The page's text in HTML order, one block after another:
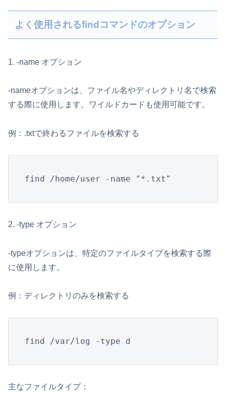
よく使用されるfindコマンドのオプション
1. -name オプション
-nameオプションは、ファイル名やディレクトリ名で検索
する際に使用します。ワイルドカードも使用可能です。
例：.txtで終わるファイルを検索する
find /home/user -name "*.txt"
2. -type オプション
-typeオプションは、特定のファイルタイプを検索する際
に使用します。
例：ディレクトリのみを検索する
find /var/log -type d
主なファイルタイプ：